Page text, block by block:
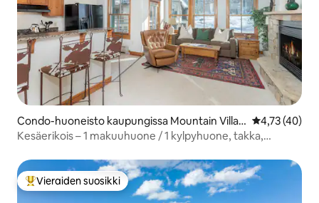
Condo-huoneisto kaupungissa Mountain Villag
e
4,73 (40)
Kesäerikois – 1 makuuhuone / 1 kylpyhuone, takka,
Vieraiden suosikkien parhaimmistoa
Vieraiden suosikki